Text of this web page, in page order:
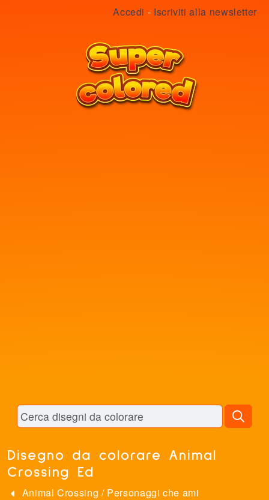
Accedi - Iscriviti alla newsletter
Disegno da colorare Animal
Crossing Ed
Animal Crossing / Personaggi che ami